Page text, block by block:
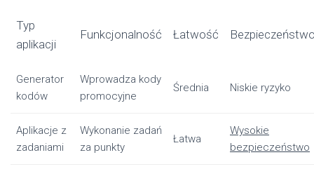
Typ
aplikacji
Funkcjonalność Łatwość
Generator
kodów
Wprowadza kody
promocyjne
Średnia Niskie ryzyko
Aplikacje z
zadaniami
Wykonanie zadań
za punkty
Łatwa
Wysokie
bezpieczeństwo